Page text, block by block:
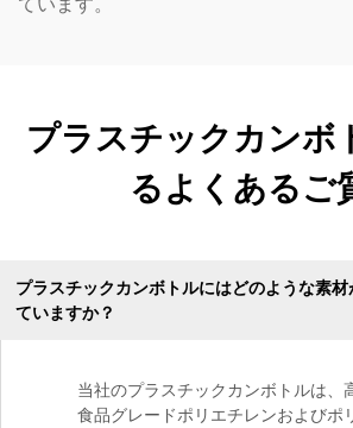
プラスチックカンボ
るよくあるご
プラスチックカンボトルにはどのような素
ていますか？
当社のプラスチックカンボトルは、
食品グレードポリエチレンおよびポ